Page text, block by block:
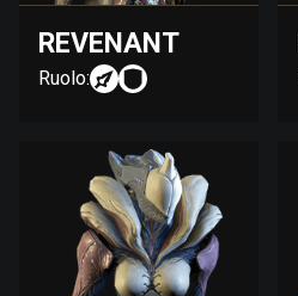
REVENANT
Ruolo: